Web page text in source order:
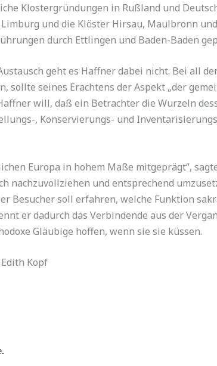
Klostergründungen in Rußland und
und die Klöster Hirsau, Maulbronn
durch Ettlingen und Baden-Baden
geht es Haffner dabei nicht. Bei all
seines Erachtens der Aspekt „der
will, daß ein Betrachter die Wurzeln
, Konservierungs- und
Europa in hohem Maße mitgeprägt“,
nachzuvollziehen und entsprechend
Besucher soll erfahren, welche Funktion
er dadurch das Verbindende aus der
Gläubige hoffen, wenn sie sie küssen.
Kopf